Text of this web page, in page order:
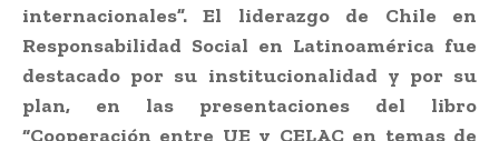
internacionales”. El liderazgo de Chile en
Responsabilidad Social en Latinoamérica fue
destacado por su institucionalidad y por su
plan, en las presentaciones del libro
“Cooperación entre UE y CELAC en temas de